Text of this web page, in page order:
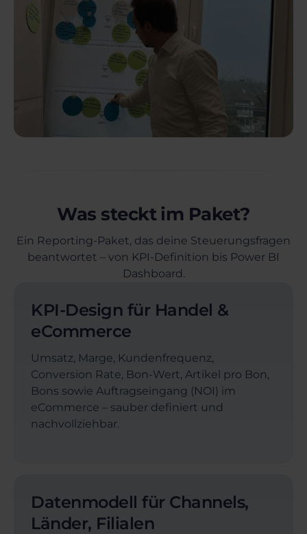
Was steckt im Paket?
Ein Reporting-Paket, das deine Steuerungsfragen
beantwortet – von KPI-Definition bis Power BI
Dashboard.
KPI-Design für Handel &
eCommerce
Umsatz, Marge, Kundenfrequenz,
Conversion Rate, Bon-Wert, Artikel pro Bon,
Bons sowie Auftragseingang (NOI) im
eCommerce – sauber definiert und
nachvollziehbar.
Datenmodell für Channels,
Länder, Filialen